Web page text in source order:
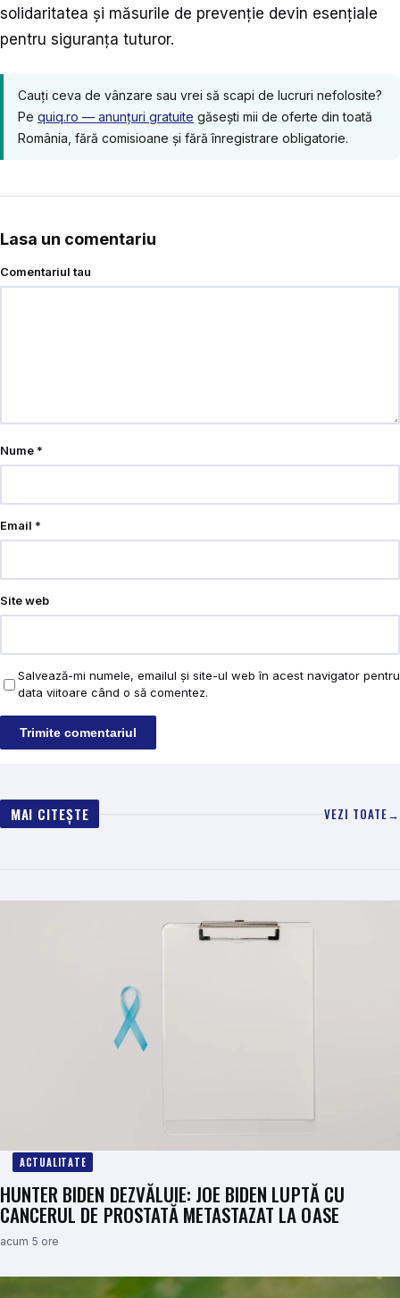
solidaritatea și măsurile de prevenție devin esențiale
pentru siguranța tuturor.
Cauți ceva de vânzare sau vrei să scapi de lucruri nefolosite?
Pe quiq.ro — anunțuri gratuite găsești mii de oferte din toată
România, fără comisioane și fără înregistrare obligatorie.
Lasa un comentariu
Comentariul tau
Nume *
Email *
Site web
Salvează-mi numele, emailul și site-ul web în acest navigator pentru
data viitoare când o să comentez.
MAI CITEȘTE VEZI TOATE→
ACTUALITATE
HUNTER BIDEN DEZVĂLUIE: JOE BIDEN LUPTĂ CU
CANCERUL DE PROSTATĂ METASTAZAT LA OASE
acum 5 ore